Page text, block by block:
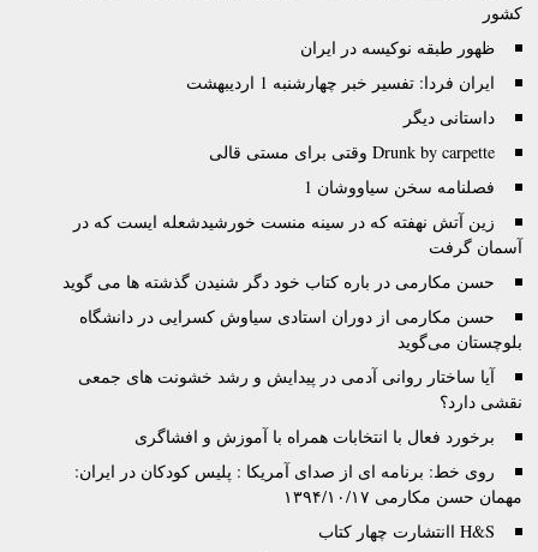
کشور
ظهور طبقه نوکیسه در ایران
ایران فردا: تفسیر خبر چهارشنبه 1 اردیبهشت
داستانی دیگر
Drunk by carpette وقتى براى مستى قالى
فصلنامه سخن سیاووشان 1
زين آتش نهفته كه در سينه منست خورشيدشعله ايست كه در
آسمان گرفت
حسن مکارمی در باره کتاب خود دگر شنیدن گذشته ها می گوید
حسن مکارمی از دوران استادی سیاوش کسرایی در دانشگاه
بلوچستان می‌گوید
آیا ساختار روانی آدمی در پیدایش و رشد خشونت های جمعی
نقشی دارد؟
برخورد فعال با انتخابات همراه با آموزش و افشاگری
روی خط: برنامه ای از صدای آمریکا : پلیس کودکان در ایران:
مهمان حسن مکارمی ۱۳۹۴/۱۰/۱۷
H&S اانتشارت چهار کتاب